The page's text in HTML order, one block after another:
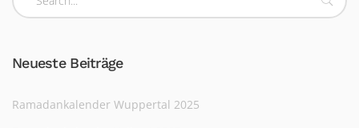
Neueste Beiträge
Ramadankalender Wuppertal 2025